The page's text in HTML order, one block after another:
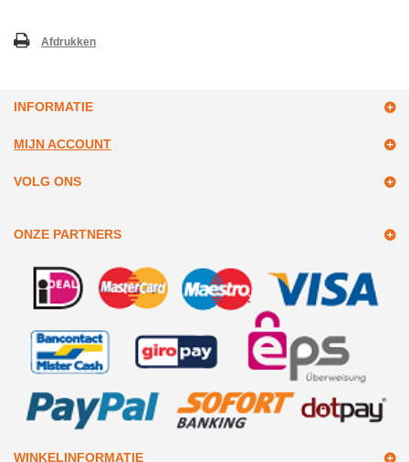
Afdrukken
INFORMATIE
MIJN ACCOUNT
VOLG ONS
ONZE PARTNERS
WINKELINFORMATIE